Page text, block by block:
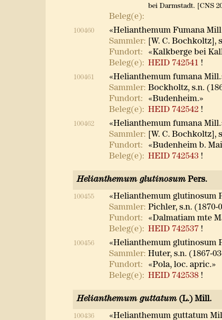
bei Darmstadt. [CNS
Beleg(e):
100460
«Helianthemum Fumana
Sammler:
[W. C. Bochkoltz],
Fundort:
«Kalkberge bei
Beleg(e): HEID 742541 !
100461
«Helianthemum fumana
Sammler: Bockholtz, s.n.
Fundort:
«Budenheim.»
Beleg(e): HEID 742542 !
100462
«Helianthemum fumana
Sammler:
[W. C. Bochkoltz],
Fundort:
«Budenheim b.
Beleg(e): HEID 742543 !
Helianthemum glutinosum Pers.
100455
«Helianthemum glutinosum
Sammler: Pichler, s.n. (1870-
Fundort:
«Dalmatiam mte
Beleg(e): HEID 742537 !
100456
«Helianthemum glutinosum
Sammler: Huter, s.n. (1867-
Fundort:
«Pola, loc. apric.»
Beleg(e): HEID 742538 !
Helianthemum guttatum (L.) Mill.
100436
«Helianthemum guttatum